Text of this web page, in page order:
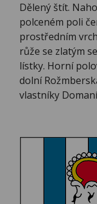
Dělený štít.
polceném poli
prostředním
růže se zlatým
lístky. Horní
dolní
vlastníky